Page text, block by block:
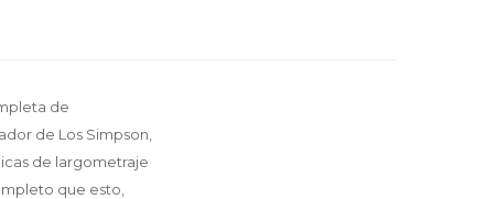
de
de Los Simpson,
de largometraje
que esto,